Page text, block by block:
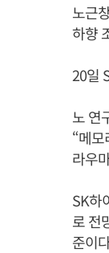
노근
하향
20일
노 연
“메
라우
SK하
로 전
준이